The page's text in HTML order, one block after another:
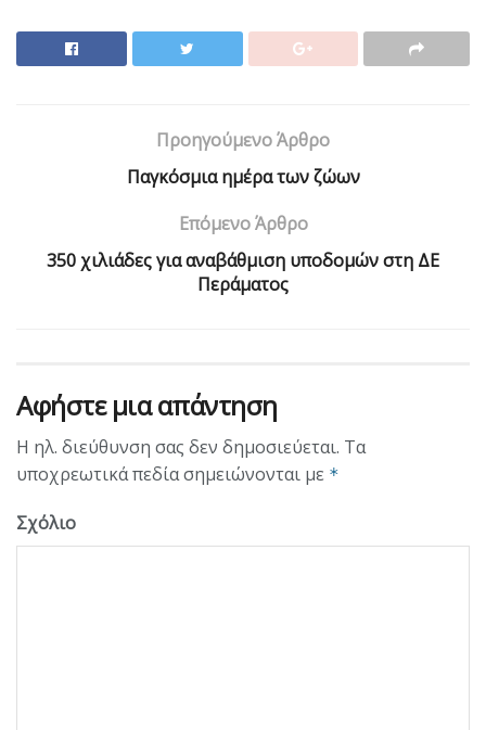
Προηγούμενο Άρθρο
Παγκόσμια ημέρα των ζώων
Επόμενο Άρθρο
350 χιλιάδες για αναβάθμιση υποδομών στη ΔΕ
Περάματος
Αφήστε μια απάντηση
Η ηλ. διεύθυνση σας δεν δημοσιεύεται. Τα
υποχρεωτικά πεδία σημειώνονται με *
Σχόλιο